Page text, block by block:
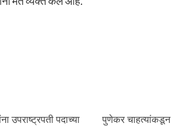
उपराष्ट्रपती पदाच्या
पुणेकर चाहत्यांकडून